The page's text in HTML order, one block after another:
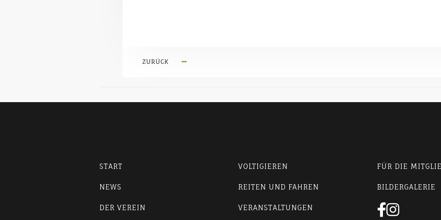
ZURÜCK
START
NEWS
DER VEREIN
VOLTIGIEREN
REITEN UND FAHREN
VERANSTALTUNGEN
FÜR DIE
BILDERGALERIE
